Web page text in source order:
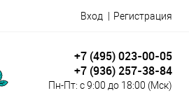
Вход Регистрация
+7 (495) 023-00-05
+7 (936) 257-38-84
Пн-Пт: с 9:00 до 18:00 (Мск)